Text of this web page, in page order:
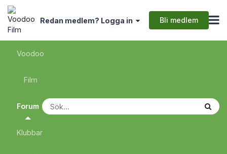
Redan medlem? Logga in Bli medlem
Voodoo
Film
Forum
Klubbar